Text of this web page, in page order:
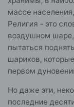
массе
Религия - это
воздушном шаре,
пытаться
шариков,
первом
Но даже эти,
последние